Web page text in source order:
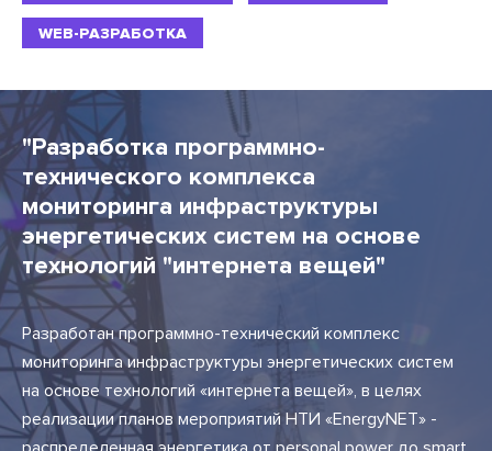
WEB-РАЗРАБОТКА
"Разработка программно-
технического комплекса
мониторинга инфраструктуры
энергетических систем на основе
технологий "интернета вещей"
Разработан программно-технический комплекс
мониторинга инфраструктуры энергетических систем
на основе технологий «интернета вещей», в целях
реализации планов мероприятий НТИ «EnergyNET» -